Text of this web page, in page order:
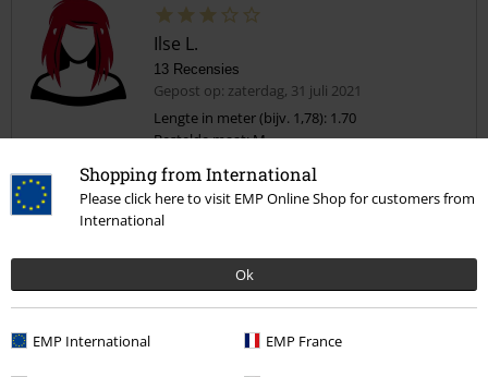
Shopping from International
Please click here to visit EMP Online Shop for customers from
International
Ok
EMP International EMP France
Commentaar versturen
Ilse L.
13 Recensies
Gepost op: zaterdag, 31 juli 2021
Lengte in meter (bijv. 1,78): 1.70
Bestelde maat: M
Valt breed
Vrij breed en beetje weinig model
Kwaliteit